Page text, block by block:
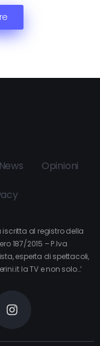
News Opinioni
al registro della
187/2015 – P.Iva
esperta di spettacoli,
la TV e non solo…’